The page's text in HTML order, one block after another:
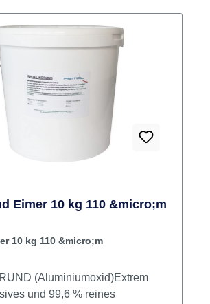
Eimer 10 kg 110 &micro;m
10 kg 110 &micro;m
(Aluminiumoxid)Extrem
und 99,6 % reines